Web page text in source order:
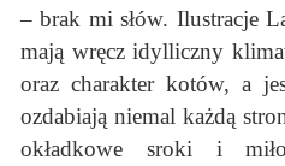
– brak mi słów. Ilustracje
mają wręcz idylliczny
oraz charakter kotów, a
ozdabiają niemal każdą
okładkowe sroki i